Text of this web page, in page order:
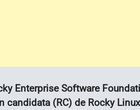
Enterprise Software
candidata (RC) de Rocky